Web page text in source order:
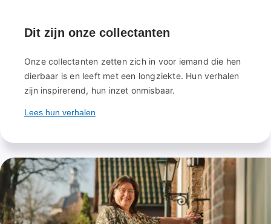
Dit zijn onze collectanten
Onze collectanten zetten zich in voor iemand die hen
dierbaar is en leeft met een longziekte. Hun verhalen
zijn inspirerend, hun inzet onmisbaar.
Lees hun verhalen